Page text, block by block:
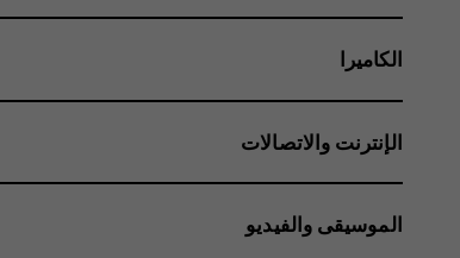
الكاميرا
الإنترنت والاتصالات
الموسيقى والفيديو